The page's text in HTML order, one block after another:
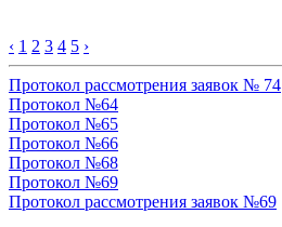
‹ 1 2 3 4 5 ›
Протокол рассмотрения заявок № 74
Протокол №64
Протокол №65
Протокол №66
Протокол №68
Протокол №69
Протокол рассмотрения заявок №69